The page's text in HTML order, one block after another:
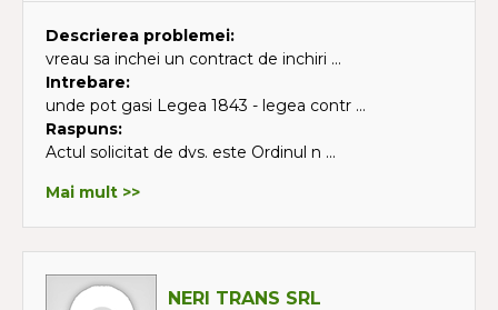
Descrierea problemei:
vreau sa inchei un contract de inchiri ...
Intrebare:
unde pot gasi Legea 1843 - legea contr ...
Raspuns:
Actul solicitat de dvs. este Ordinul n ...
Mai mult >>
NERI TRANS SRL